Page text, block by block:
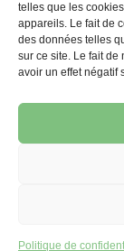
telles que les
appareils. Le fait de
des données telles
sur ce site. Le fait de
avoir un effet négatif
Politique de
Saint-
Ligne R2-Nord
Tramway T13
20mins à pied